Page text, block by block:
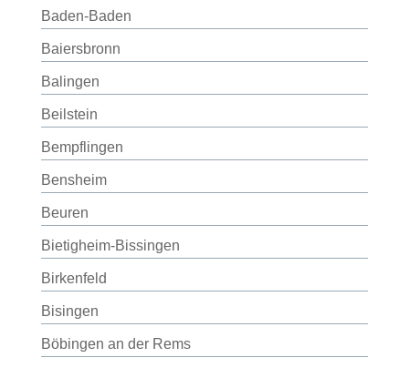
Baden-Baden
Baiersbronn
Balingen
Beilstein
Bempflingen
Bensheim
Beuren
Bietigheim-Bissingen
Birkenfeld
Bisingen
Böbingen an der Rems